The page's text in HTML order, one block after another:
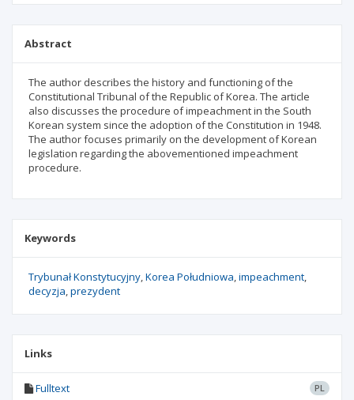
Abstract
The author describes the history and functioning of the
Constitutional Tribunal of the Republic of Korea. The article
also discusses the procedure of impeachment in the South
Korean system since the adoption of the Constitution in 1948.
The author focuses primarily on the development of Korean
legislation regarding the abovementioned impeachment
procedure.
Keywords
Trybunał Konstytucyjny Korea Południowa impeachment
decyzja prezydent
Links
Fulltext PL